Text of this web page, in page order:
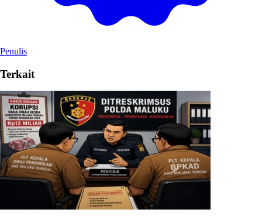
Penulis
Terkait